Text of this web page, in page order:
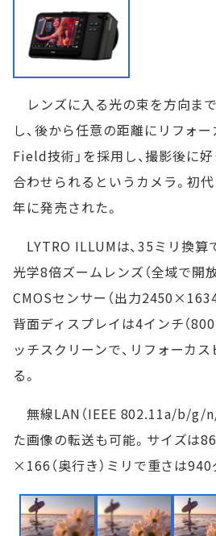
レンズに入る光の束を方向ま
し、後から任意の距離にリフォ
Field技術」を採用し、撮影後に
合わせられるというカメラ。初
年に発売された。
LYTRO ILLUMは、35ミリ換算
光学8倍ズームレンズ（全域で開
CMOSセンサー（出力
背面ディスプレイは4インチ（
ッチスクリーンで、リフォーカ
る。
無線LAN（IEEE 802.11a/b/g/n/
た画像の転送も可能。サイズは86
×166（奥行き）ミリで重さは940